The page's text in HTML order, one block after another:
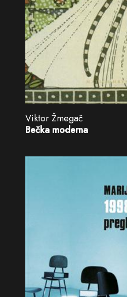
Viktor Žmegač
Bečka moderna